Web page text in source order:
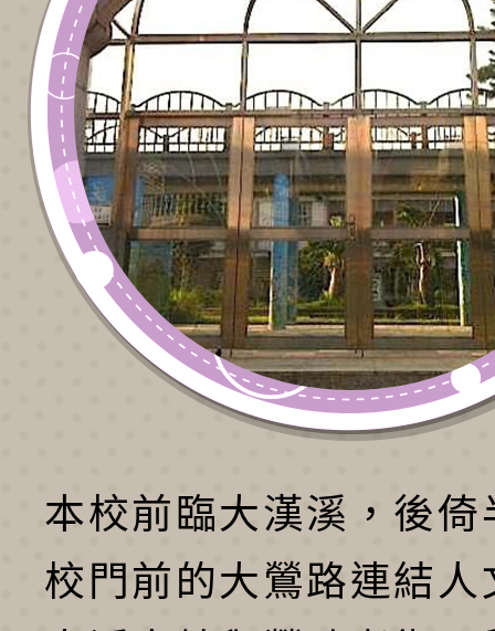
本校前臨大漢溪，後倚
校門前的大鶯路連結人